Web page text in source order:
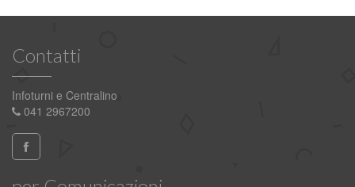
Contatti
Infoturni e Centralino
041 2967200